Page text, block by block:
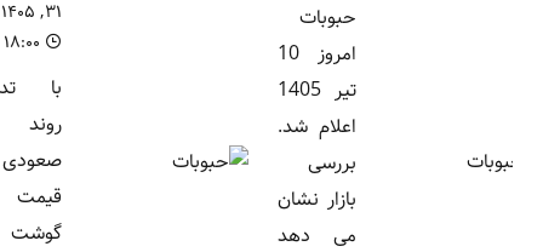
حبوبات
امروز 10
تیر 1405
اعلام شد.
بررسی
بازار نشان
می دهد
با تداوم
روند
صعودی
قیمت
گوشت در